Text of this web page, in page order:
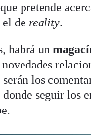
pretende
el de reality.
habrá un
serán los
seguir los